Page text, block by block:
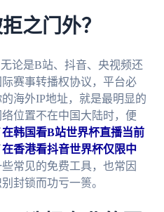
之门外？
论是B站、抖音、央视频还
赛事转播权协议，平台必
海外IP地址，就是最明显的
位置不在中国大陆时，便
在韩国看B站世界杯直播当前
在香港看抖音世界杯仅限中
常见的免费工具，也常因
封锁而功亏一篑。